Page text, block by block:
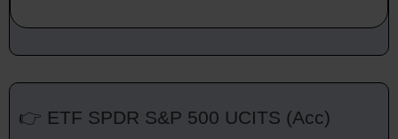
👉 ETF SPDR S&P 500 UCITS (Acc)